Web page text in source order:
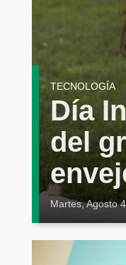
TECNOLOGÍA
Día
del
Martes, Agosto